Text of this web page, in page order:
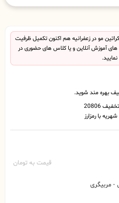
مو در زعفرانیه هم اکنون تکمیل ظرفیت
آموزش آنلاین و یا کلاس های حضوری در
قیمت به تومان
مربیگری